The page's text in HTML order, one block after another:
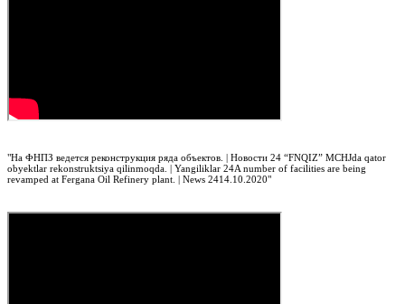
"На ФНПЗ ведется реконструкция ряда объектов. | Новости 24 “FNQIZ” MCHJda qator
obyektlar rekonstruktsiya qilinmoqda. | Yangiliklar 24A number of facilities are being
revamped at Fergana Oil Refinery plant. | News 2414.10.2020"